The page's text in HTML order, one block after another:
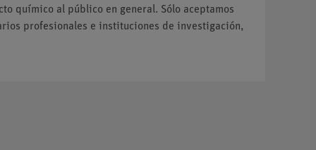
químico al público en general. Sólo aceptamos
profesionales e instituciones de investigación,